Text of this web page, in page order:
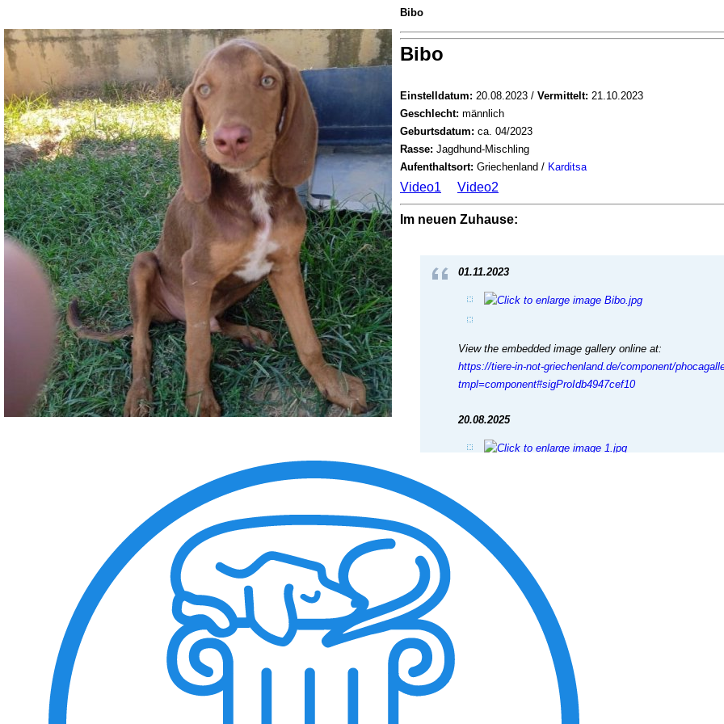
Bibo
Bibo
Einstelldatum: 20.08.2023 / Vermittelt: 21.10.2023
Geschlecht: männlich
Geburtsdatum: ca. 04/2023
Rasse: Jagdhund-Mischling
Aufenthaltsort: Griechenland / Karditsa
Video1 Video2
Im neuen Zuhause:
01.11.2023
View the embedded image gallery online at:
https://tiere-in-not-griechenland.de/component/
tmpl=component#sigProIdb4947cef10
20.08.2025
View the embedded image gallery online at:
https://tiere-in-not-griechenland.de/component/
tmpl=component#sigProIdbfe891b765